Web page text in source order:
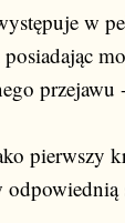
w
przejawu
pierwszy
odpowiednią